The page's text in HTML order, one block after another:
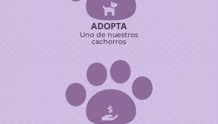

ADOPTA
Uno de nuestros
cachorros
